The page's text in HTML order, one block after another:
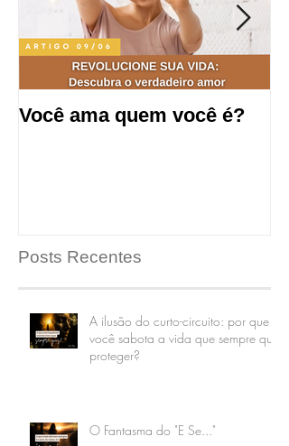
Você ama quem você é?
Posts Recentes
A ilusão do curto-circuito: por que
você sabota a vida que sempre quis
proteger?
O Fantasma do "E Se..."